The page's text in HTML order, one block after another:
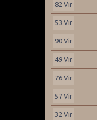
82 Vir
53 Vir
90 Vir
49 Vir
76 Vir
57 Vir
32 Vir